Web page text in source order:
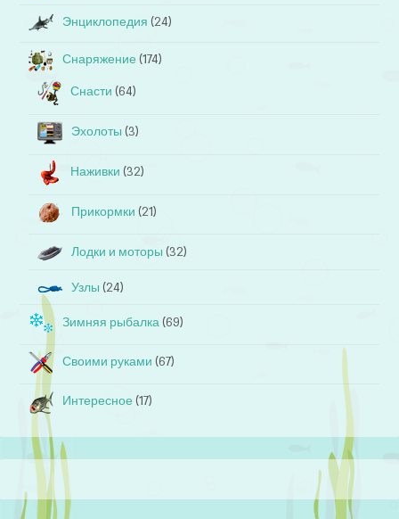
Энциклопедия (24)
Снаряжение (174)
Снасти (64)
Эхолоты (3)
Наживки (32)
Прикормки (21)
Лодки и моторы (32)
Узлы (24)
Зимняя рыбалка (69)
Своими руками (67)
Интересное (17)